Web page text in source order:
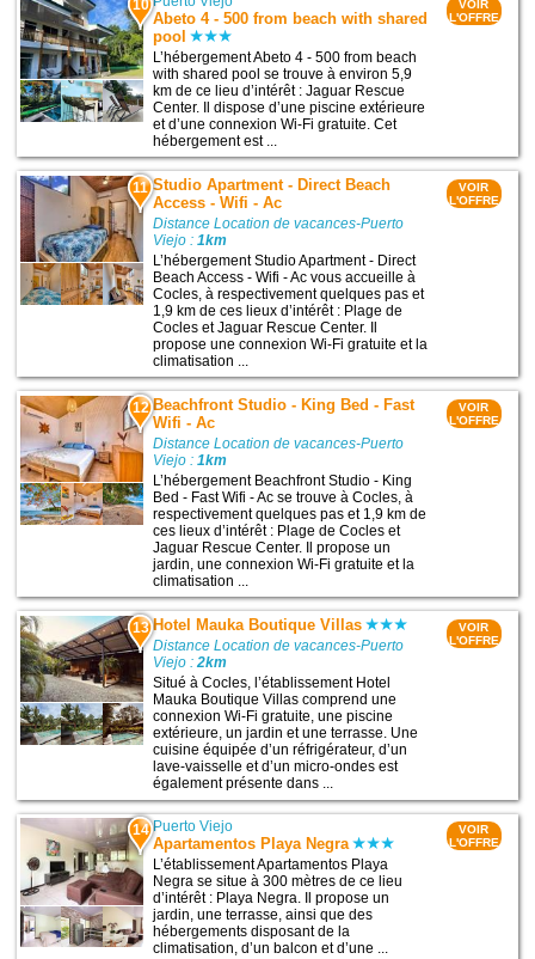
10
Abeto 4 - 500 from beach with shared
pool
L’hébergement Abeto 4 - 500 from beach
with shared pool se trouve à environ 5,9
km de ce lieu d’intérêt : Jaguar Rescue
Center. Il dispose d’une piscine extérieure
et d’une connexion Wi-Fi gratuite. Cet
hébergement est ...
VOIR
L'OFFRE
11 Studio Apartment - Direct Beach
Access - Wifi - Ac
Distance Location de vacances-Puerto
Viejo :1km
L’hébergement Studio Apartment - Direct
Beach Access - Wifi - Ac vous accueille à
Cocles, à respectivement quelques pas et
1,9 km de ces lieux d’intérêt : Plage de
Cocles et Jaguar Rescue Center. Il
propose une connexion Wi-Fi gratuite et la
climatisation ...
VOIR
L'OFFRE
12 Beachfront Studio - King Bed - Fast
Wifi - Ac
Distance Location de vacances-Puerto
Viejo :1km
L’hébergement Beachfront Studio - King
Bed - Fast Wifi - Ac se trouve à Cocles, à
respectivement quelques pas et 1,9 km de
ces lieux d’intérêt : Plage de Cocles et
Jaguar Rescue Center. Il propose un
jardin, une connexion Wi-Fi gratuite et la
climatisation ...
VOIR
L'OFFRE
13 Hotel Mauka Boutique Villas
Distance Location de vacances-Puerto
Viejo :2km
Situé à Cocles, l’établissement Hotel
Mauka Boutique Villas comprend une
connexion Wi-Fi gratuite, une piscine
extérieure, un jardin et une terrasse. Une
cuisine équipée d’un réfrigérateur, d’un
lave-vaisselle et d’un micro-ondes est
également présente dans ...
VOIR
L'OFFRE
14 Puerto Viejo
Apartamentos Playa Negra
L’établissement Apartamentos Playa
Negra se situe à 300 mètres de ce lieu
d’intérêt : Playa Negra. Il propose un
jardin, une terrasse, ainsi que des
hébergements disposant de la
climatisation, d’un balcon et d’une ...
VOIR
L'OFFRE